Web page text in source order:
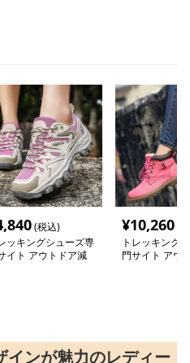
(税込)
ッキングシューズ専
イト アウトドア減
¥10,260
トレッキング
門サイト アウ
インが魅力のレディー